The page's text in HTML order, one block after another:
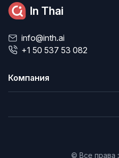
In Thai
info@inth.ai
+1 50 537 53 082
Компания
© Все права